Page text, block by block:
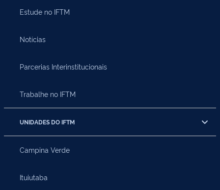
Estude no IFTM
Notícias
Parcerias Interinstitucionais
Trabalhe no IFTM
UNIDADES DO IFTM
Campina Verde
Ituiutaba